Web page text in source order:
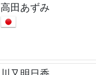
高田あずみ